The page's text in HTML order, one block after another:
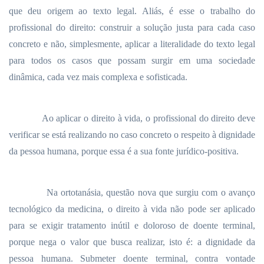
que deu origem ao texto legal. Aliás, é esse o trabalho do
profissional do direito: construir a solução justa para cada caso
concreto e não, simplesmente, aplicar a literalidade do texto legal
para todos os casos que possam surgir em uma sociedade
dinâmica, cada vez mais complexa e sofisticada.
Ao aplicar o direito à vida, o profissional do direito deve
verificar se está realizando no caso concreto o respeito à dignidade
da pessoa humana, porque essa é a sua fonte jurídico-positiva.
Na ortotanásia, questão nova que surgiu com o avanço
tecnológico da medicina, o direito à vida não pode ser aplicado
para se exigir tratamento inútil e doloroso de doente terminal,
porque nega o valor que busca realizar, isto é: a dignidade da
pessoa humana. Submeter doente terminal, contra vontade